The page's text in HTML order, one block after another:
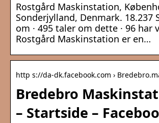
Rostgård Maskinstation,
Sonderjylland, Denmark. 18.237
om · 495 taler om dette · 96 har
Rostgård Maskinstation er en…
http s://da-dk.facebook.com ›
Bredebro
– Startside –